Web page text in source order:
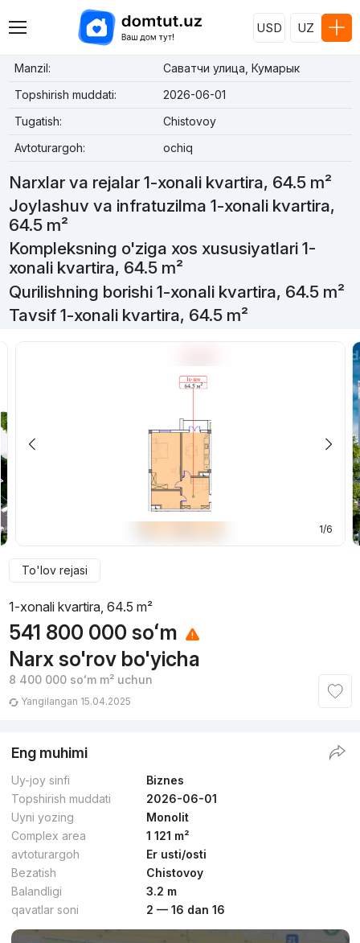
USD UZ
Manzil:
Саватчи улица, Кумарык
Topshirish muddati:
2026-06-01
Tugatish:
Chistovoy
Avtoturargoh:
ochiq
Narxlar va rejalar 1-xonali kvartira, 64.5 m²
Joylashuv va infratuzilma 1-xonali kvartira,
64.5 m²
Kompleksning o'ziga xos xususiyatlari 1-
xonali kvartira, 64.5 m²
Qurilishning borishi 1-xonali kvartira, 64.5 m²
Tavsif 1-xonali kvartira, 64.5 m²
1/6
To'lov rejasi
1-xonali kvartira, 64.5 m²
541 800 000 soʻm
Narx so'rov bo'yicha
8 400 000 soʻmm² uchun
Yangilangan 15.04.2025
Eng muhimi
Uy-joy sinfi
Biznes
Topshirish muddati
2026-06-01
Uyni yozing
Monolit
Complex area
1 121 m²
avtoturargoh
Er usti/osti
Bezatish
Chistovoy
Balandligi
3.2 m
qavatlar soni
2 — 16 dan 16